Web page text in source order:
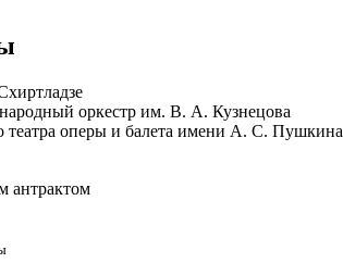
оркестр им. В. А. Кузнецова
театра оперы и балета имени А. С. Пушкина
антрактом